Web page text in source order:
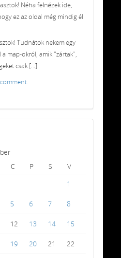
Néha felnézek ide,
ez az oldal még mindig él
Tudnátok nekem egy
map-okról, amik "zártak",
csak [...]
C P S
V
1
5 6 7 8
12 13 14 15
19 20 21 22